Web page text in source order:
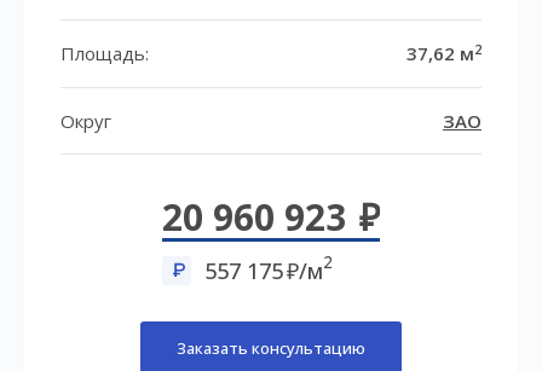
Площадь: 37,62 м2
Округ ЗАО
20 960 923
557 175 /м2
Заказать консультацию